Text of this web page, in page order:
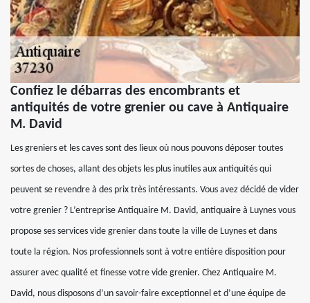
Confiez le débarras des encombrants et
antiquités de votre grenier ou cave à Antiquaire
M. David
Les greniers et les caves sont des lieux où nous pouvons déposer toutes
sortes de choses, allant des objets les plus inutiles aux antiquités qui
peuvent se revendre à des prix très intéressants. Vous avez décidé de vider
votre grenier ? L’entreprise Antiquaire M. David, antiquaire à Luynes vous
propose ses services vide grenier dans toute la ville de Luynes et dans
toute la région. Nos professionnels sont à votre entière disposition pour
assurer avec qualité et finesse votre vide grenier. Chez Antiquaire M.
David, nous disposons d’un savoir-faire exceptionnel et d’une équipe de